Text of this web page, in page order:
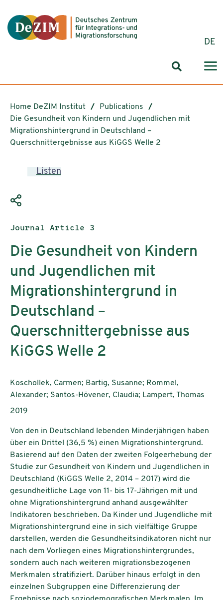
DE
Search
Home DeZIM Institut
Publications
Die Gesundheit von Kindern und Jugendlichen mit
Migrationshintergrund in Deutschland –
Querschnittergebnisse aus KiGGS Welle 2
Listen
Publication type:
Journal Article 3
Die Gesundheit von Kindern
und Jugendlichen mit
Migrationshintergrund in
Deutschland –
Querschnittergebnisse aus
KiGGS Welle 2
Authors:
Koschollek, Carmen; Bartig, Susanne; Rommel,
Alexander; Santos-Hövener, Claudia; Lampert, Thomas
Publication year:
2019
Von den in Deutschland lebenden Minderjährigen haben
über ein Drittel (36,5 %) einen Migrationshintergrund.
Basierend auf den Daten der zweiten Folgeerhebung der
Studie zur Gesundheit von Kindern und Jugendlichen in
Deutschland (KiGGS Welle 2, 2014 – 2017) wird die
gesundheitliche Lage von 11- bis 17-Jährigen mit und
ohne Migrationshintergrund anhand ausgewählter
Indikatoren beschrieben. Da Kinder und Jugendliche mit
Migrationshintergrund eine in sich vielfältige Gruppe
darstellen, werden die Gesundheitsindikatoren nicht nur
nach dem Vorliegen eines Migrationshintergrundes,
sondern auch nach weiteren migrationsbezogenen
Merkmalen stratifiziert. Darüber hinaus erfolgt in den
einzelnen Subgruppen eine Differenzierung der